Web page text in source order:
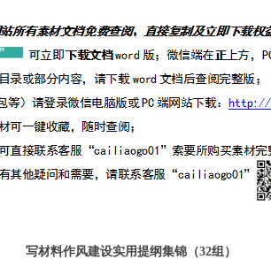
写材料作风建设实用提纲集锦（32组）